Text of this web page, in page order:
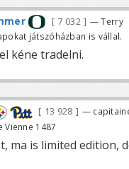
7 032
— Terry
játszóházban is vállal.
kéne tradelni.
13 928
—
Vienne 1487
ma is limited edition,